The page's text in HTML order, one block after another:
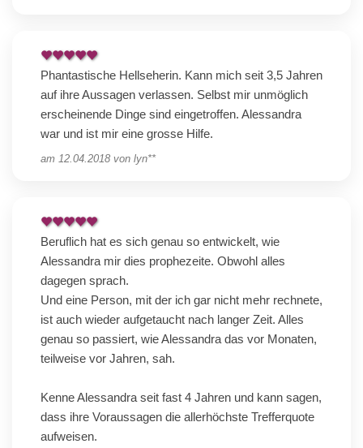
Phantastische Hellseherin. Kann mich seit 3,5 Jahren
auf ihre Aussagen verlassen. Selbst mir unmöglich
erscheinende Dinge sind eingetroffen. Alessandra
war und ist mir eine grosse Hilfe.
am 12.04.2018 von lyn**
Beruflich hat es sich genau so entwickelt, wie
Alessandra mir dies prophezeite. Obwohl alles
dagegen sprach.
Und eine Person, mit der ich gar nicht mehr rechnete,
ist auch wieder aufgetaucht nach langer Zeit. Alles
genau so passiert, wie Alessandra das vor Monaten,
teilweise vor Jahren, sah.
Kenne Alessandra seit fast 4 Jahren und kann sagen,
dass ihre Voraussagen die allerhöchste Trefferquote
aufweisen.